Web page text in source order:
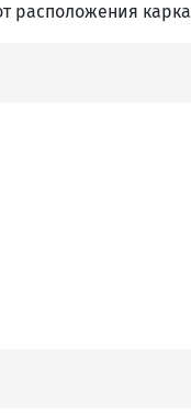
расположения